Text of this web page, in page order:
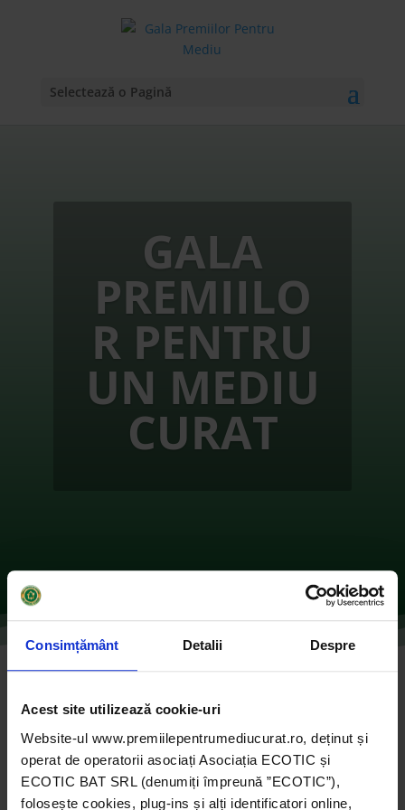
Consimțământ Detalii Despre
Acest site utilizează cookie-uri
Website-ul www.premiilepentrumediucurat.ro, deținut și
operat de operatorii asociați Asociația ECOTIC și
ECOTIC BAT SRL (denumiți împreună ”ECOTIC”),
folosește cookies, plug-ins și alți identificatori online,
Selectează o Pagină
GALA
PREMIILO
R PENTRU
UN MEDIU
CURAT
de Ecotic|oct. 11, 2021| 2019
comentarii